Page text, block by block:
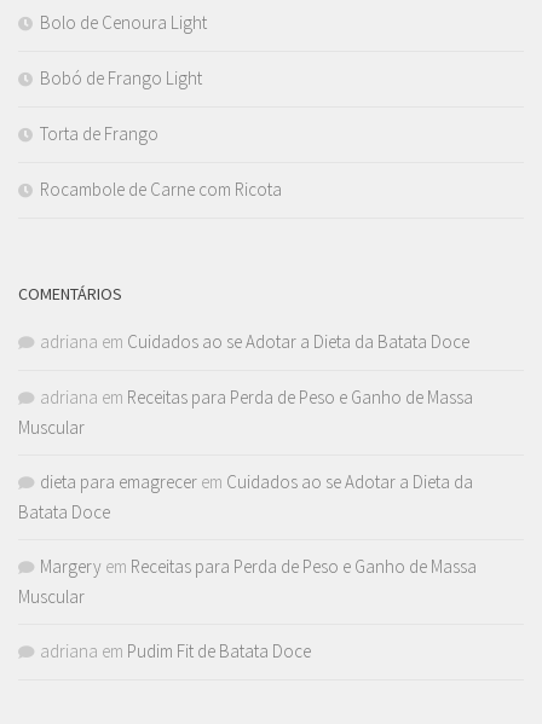
Bolo de Cenoura Light
Bobó de Frango Light
Torta de Frango
Rocambole de Carne com Ricota
COMENTÁRIOS
adriana em Cuidados ao se Adotar a Dieta da Batata Doce
adriana em Receitas para Perda de Peso e Ganho de Massa
Muscular
dieta para emagrecer em Cuidados ao se Adotar a Dieta da
Batata Doce
Margery em Receitas para Perda de Peso e Ganho de Massa
Muscular
adriana em Pudim Fit de Batata Doce